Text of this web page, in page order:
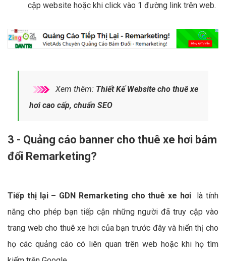
cập website hoặc khi click vào 1 đường link trên web.
Xem thêm: Thiết Kế Website cho thuê xe
hơi cao cấp, chuẩn SEO
3 - Quảng cáo banner cho thuê xe hơi bám
đổi Remarketing?
Tiếp thị lại – GDN Remarketing cho thuê xe hơi
là tính
năng cho phép bạn tiếp cận những người đã truy cập vào
trang web cho thuê xe hơi của bạn trước đây và hiển thị cho
họ các quảng cáo có liên quan trên web hoặc khi họ tìm